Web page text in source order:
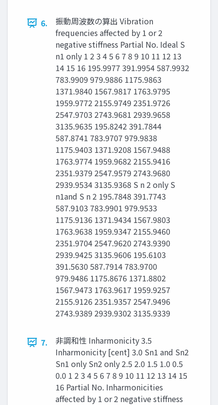
6.
振動周波数の算出 Vibration
frequencies affected by 1 or 2
negative stiffness Partial No. Ideal S
n1 only 1 2 3 4 5 6 7 8 9 10 11 12 13
14 15 16 195.9977 391.9954 587.9932
783.9909 979.9886 1175.9863
1371.9840 1567.9817 1763.9795
1959.9772 2155.9749 2351.9726
2547.9703 2743.9681 2939.9658
3135.9635 195.8242 391.7844
587.8741 783.9707 979.9838
1175.9403 1371.9208 1567.9488
1763.9774 1959.9682 2155.9416
2351.9379 2547.9579 2743.9680
2939.9534 3135.9368 S n 2 only S
n1and S n 2 195.7848 391.7743
587.9103 783.9901 979.9533
1175.9136 1371.9434 1567.9803
1763.9638 1959.9347 2155.9460
2351.9704 2547.9620 2743.9390
2939.9425 3135.9606 195.6103
391.5630 587.7914 783.9700
979.9486 1175.8676 1371.8802
1567.9473 1763.9617 1959.9257
2155.9126 2351.9357 2547.9496
2743.9389 2939.9302 3135.9339
7.
非調和性 Inharmonicity 3.5
Inharmonicity [cent] 3.0 Sn1 and Sn2
Sn1 only Sn2 only 2.5 2.0 1.5 1.0 0.5
0.0 1 2 3 4 5 6 7 8 9 10 11 12 13 14 15
16 Partial No. Inharmonicities
affected by 1 or 2 negative stiffness